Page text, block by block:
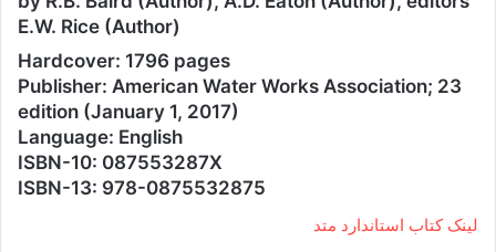
E.W. Rice (Author)
Hardcover: 1796 pages
Publisher: American Water Works Association; 23
edition (January 1, 2017)
Language: English
ISBN-10: 087553287X
ISBN-13: 978-0875532875
لینک کتاب استاندارد متد